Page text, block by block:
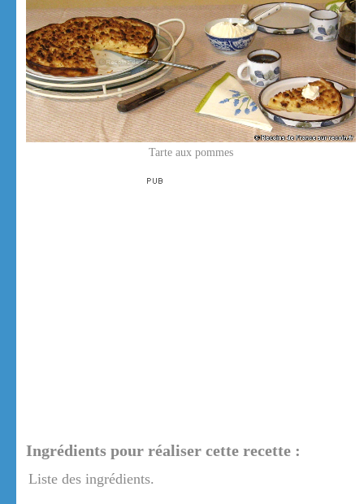
Tarte aux pommes
Ingrédients pour réaliser cette recette :
Liste des ingrédients.